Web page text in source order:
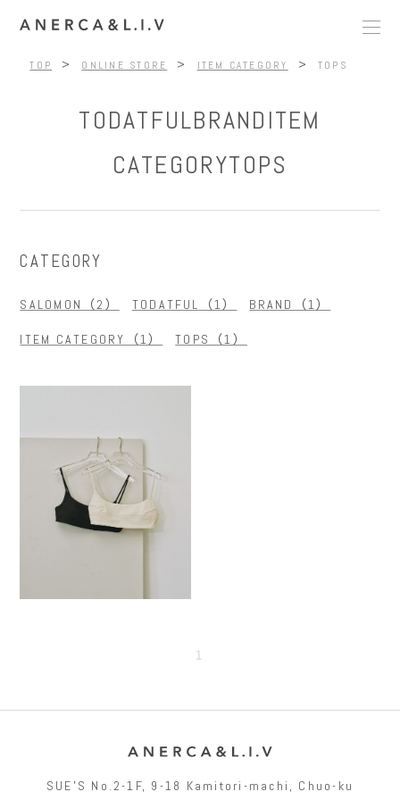
TOP > ONLINE STORE > ITEM CATEGORY > TOPS
TODATFULBRAND ITEM
CATEGORYTOPS
CATEGORY
SALOMON（2） TODATFUL（1） BRAND（1）
ITEM CATEGORY（1） TOPS（1）
1
SUEʼS No.2-1F, 9-18 Kamitori-machi, Chuo-ku